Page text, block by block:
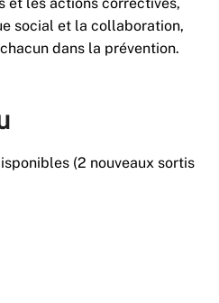
social et la collaboration,
dans la prévention.
(2 nouveaux sortis